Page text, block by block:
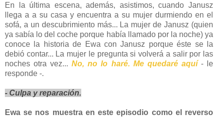
En la última escena, además, asistimos, cuando Janusz
llega a a su casa y encuentra a su mujer durmiendo en el
sofá, a un descubrimiento más... La mujer de Janusz (quien
ya sabía lo del coche porque había llamado por la noche) ya
conoce la historia de Ewa con Janusz porque éste se la
debió contar... La mujer le pregunta si volverá a salir por las
noches otra vez...No, no lo haré. Me quedaré aquí- le
responde -.
- Culpa y reparación.
Ewa se nos muestra en este episodio como el reverso